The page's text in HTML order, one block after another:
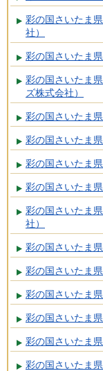
彩の国さいたま
社）
彩の国さいたま
彩の国さいたま
ズ株式会社）
彩の国さいたま
彩の国さいたま
彩の国さいたま
彩の国さいたま
彩の国さいたま
社）
彩の国さいたま
彩の国さいたま
彩の国さいたま
彩の国さいたま
彩の国さいたま
彩の国さいたま